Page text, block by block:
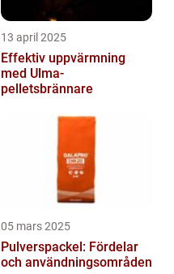
13 april 2025
Effektiv uppvärmning
med Ulma-
pelletsbrännare
05 mars 2025
Pulverspackel: Fördelar
och användningsområden